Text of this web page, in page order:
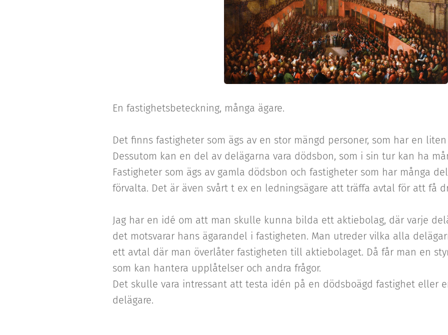
En fastighetsbeteckning, många ägare.
Det finns fastigheter som ägs av en stor mängd personer, som har en
Dessutom kan en del av delägarna vara dödsbon, som i sin tur kan ha
Fastigheter som ägs av gamla dödsbon och fastigheter som har många
förvalta. Det är även svårt t ex en ledningsägare att träffa avtal för att få
Jag har en idé om att man skulle kunna bilda ett aktiebolag, där varje
det motsvarar hans ägarandel i fastigheten. Man utreder vilka alla
ett avtal där man överlåter fastigheten till aktiebolaget. Då får man en
som kan hantera upplåtelser och andra frågor.
Det skulle vara intressant att testa idén på en dödsboägd fastighet eller
delägare.